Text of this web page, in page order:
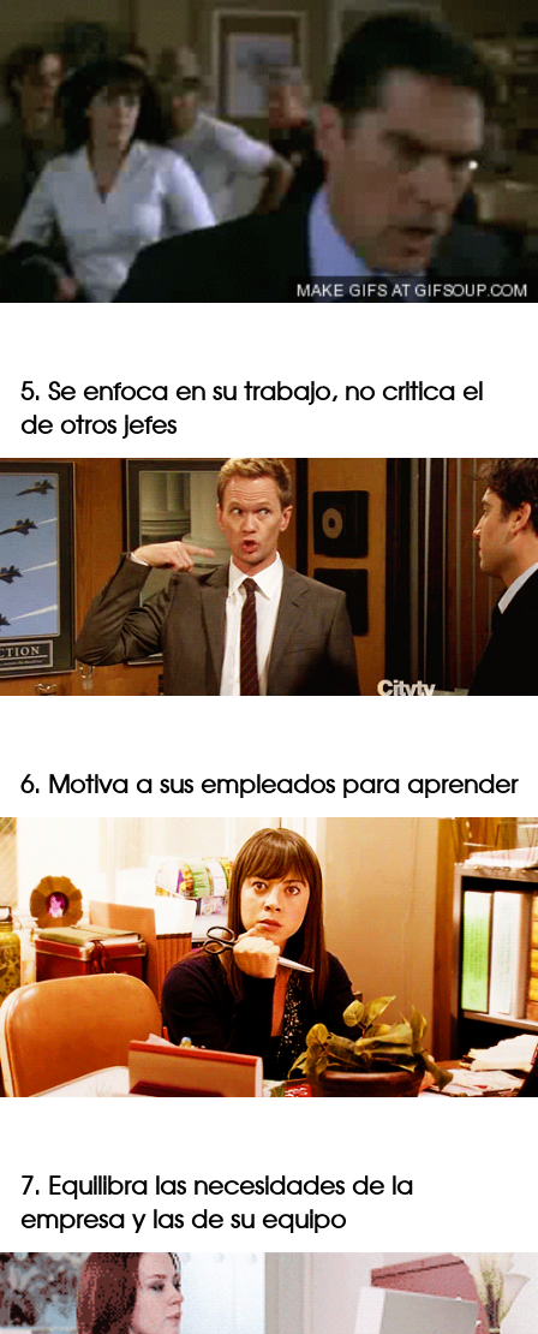
5. Se enfoca en su trabajo, no critica el
de otros jefes
6. Motiva a sus empleados para aprender
7. Equilibra las necesidades de la
empresa y las de su equipo